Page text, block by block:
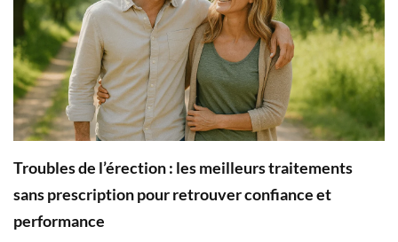
Troubles de l’érection : les meilleurs traitements
sans prescription pour retrouver confiance et
performance